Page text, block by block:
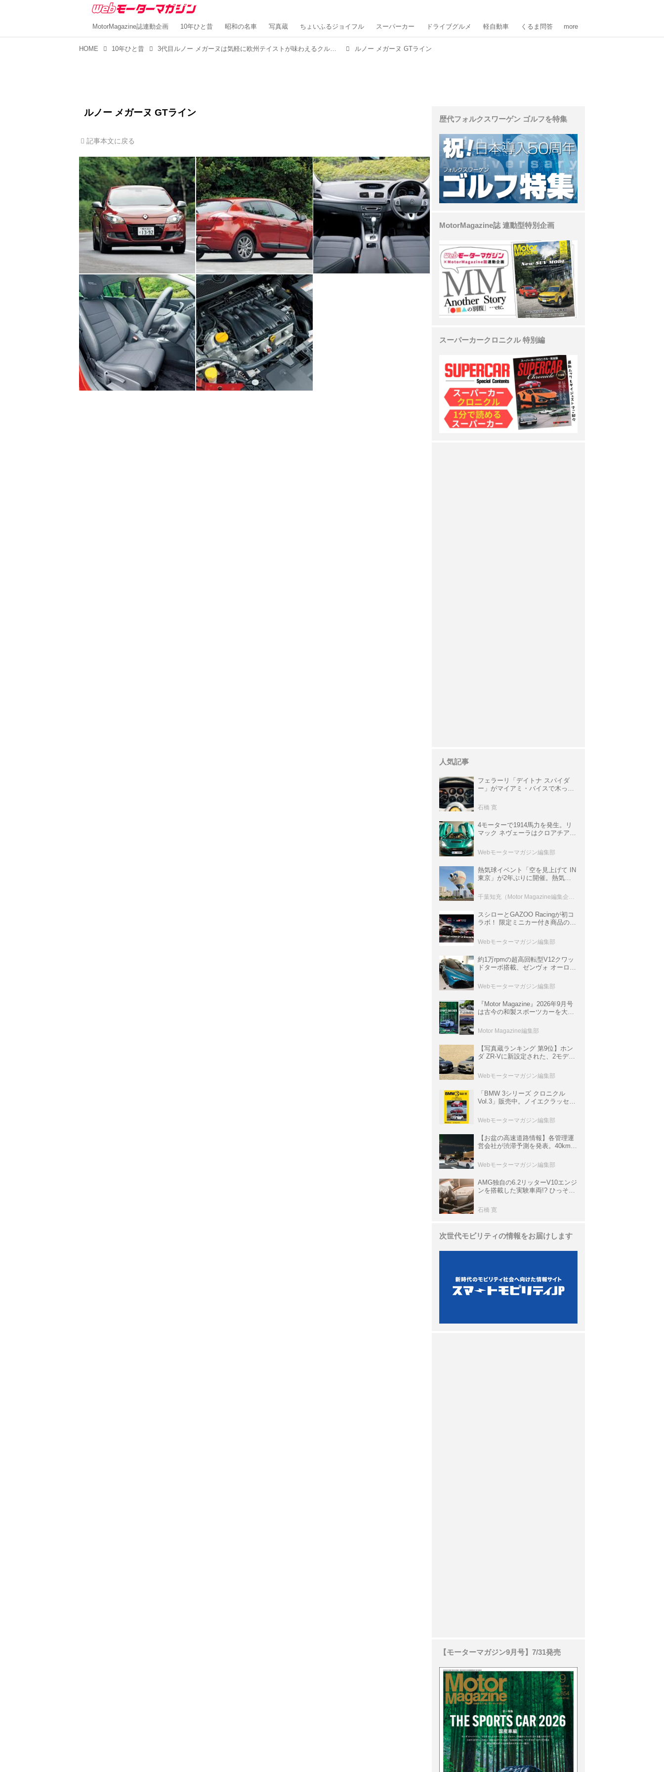
MotorMagazine誌連動企画 10年ひと昔 昭和の名車 写真蔵 ちょいふるジョイフル スーパーカー ドライブグルメ 軽自動車 くるま問答 more
HOME 10年ひと昔 3代目ルノー メガーヌは気軽に欧州テイストが味わえるクルマに仕上がっていた【10年ひと昔の新車】 ルノー メガーヌ GTライン
ルノー メガーヌ GTライン
記事本文に戻る
歴代フォルクスワーゲン ゴルフを特集
MotorMagazine誌 連動型特別企画
スーパーカークロニクル 特別編
人気記事
フェラーリ「デイトナ スパイダ
ー」がマイアミ・バイスで木っ端
サ」に化けた理由
石橋 寛
4モーターで1914馬力を発生。リ
マック ネヴェーラはクロアチア発
ロニクル・完全版／115】
Webモーターマガジン編集部
熱気球イベント「空を見上げて IN
東京」が2年ぶりに開催。熱気球
室などのコンテンツも
千葉知充（Motor Magazine編集企画室）
スシローとGAZOO Racingが初コ
ラボ！ 限定ミニカー付き商品の
ト体験があたる抽選企画などを展
開
Webモーターマガジン編集部
約1万rpmの超高回転型V12クワッ
ドターボ搭載、ゼンヴォ オーロラ
イパーカー【スーパーカークロニ
クル・完全版／116】
Webモーターマガジン編集部
『Motor Magazine』2026年9月号
は古今の和製スポーツカーを大特
情報も満載
Motor Magazine編集部
【写真蔵ランキング 第9位】ホン
ダ ZR-Vに新設定された、2モデル
グ」と「ブラックスタイル」
Webモーターマガジン編集部
「BMW 3シリーズ クロニクル
Vol.3」販売中。ノイエクラッセか
ムック
Webモーターマガジン編集部
【お盆の高速道路情報】各管理運
営会社が渋滞予測を発表。40km以
数ある
Webモーターマガジン編集部
AMG独自の6.2リッターV10エンジ
ンを搭載した実験車両!? ひっそり
P900 プロトタイプ」とは
石橋 寛
次世代モビリティの情報をお届けします
【モーターマガジン9月号】7/31発売